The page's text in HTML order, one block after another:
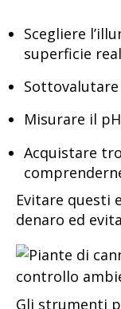
Scegliere
superficie
Misurare il
Acquistare
Evitare questi
denaro ed
Gli strumenti